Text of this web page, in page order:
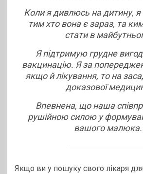
Коли я дивлюсь на дитину,
тим хто вона є зараз, та
стати в
Я підтримую грудне
вакцинацію. Я за
якщо й лікування, то на
доказової
Впевнена, що наша
рушійною силою у
вашого
Якщо ви у пошуку свого лікаря